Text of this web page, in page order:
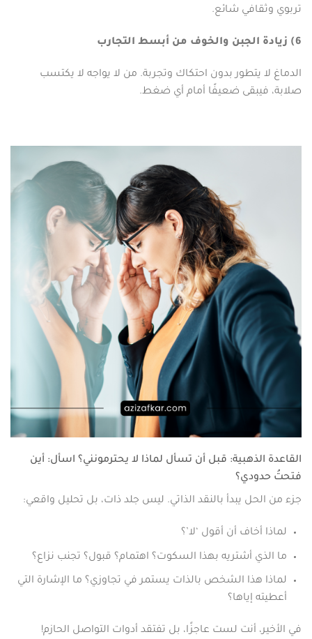
تربوي وثقافي شائع.
6) زيادة الجبن والخوف من أبسط التجارب
الدماغ لا يتطور بدون احتكاك وتجربة. من لا يواجه لا يكتسب
صلابة، فيبقى ضعيفًا أمام أي ضغط.
القاعدة الذهبية: قبل أن تسأل لماذا لا يحترمونني؟ اسأل: أين
فتحتُ حدودي؟
جزء من الحل يبدأ بالنقد الذاتي. ليس جلد ذات، بل تحليل واقعي:
لماذا أخاف أن أقول ‘لا’؟
ما الذي أشتريه بهذا السكوت؟ اهتمام؟ قبول؟ تجنب نزاع؟
لماذا هذا الشخص بالذات يستمر في تجاوزي؟ ما الإشارة التي
أعطيته إياها؟
في الأخير، أنت لست عاجزًا، بل تفتقد أدوات التواصل الحازم!